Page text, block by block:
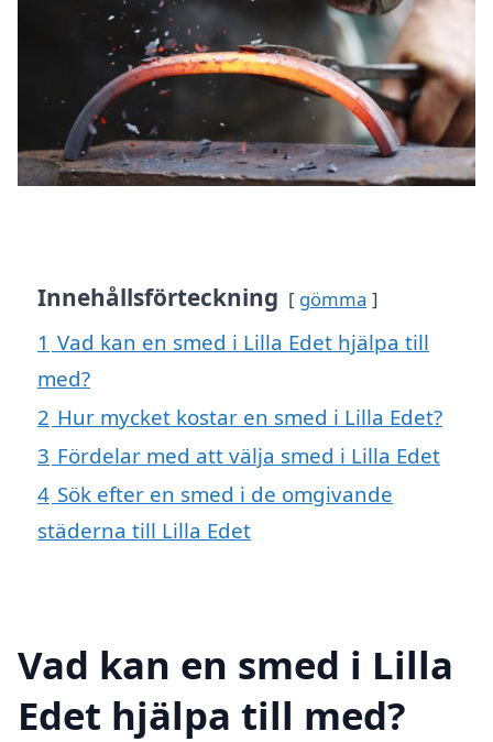
Innehållsförteckning gömma
1 Vad kan en smed i Lilla Edet hjälpa till
med?
2 Hur mycket kostar en smed i Lilla Edet?
3 Fördelar med att välja smed i Lilla Edet
4 Sök efter en smed i de omgivande
städerna till Lilla Edet
Vad kan en smed i Lilla
Edet hjälpa till med?